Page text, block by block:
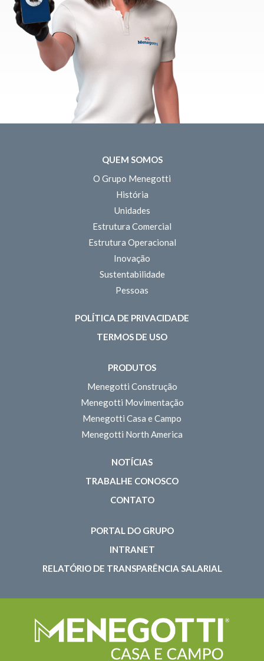
QUEM SOMOS
O Grupo Menegotti
História
Unidades
Estrutura Comercial
Estrutura Operacional
Inovação
Sustentabilidade
Pessoas
POLÍTICA DE PRIVACIDADE
TERMOS DE USO
PRODUTOS
Menegotti Construção
Menegotti Movimentação
Menegotti Casa e Campo
Menegotti North America
NOTÍCIAS
TRABALHE CONOSCO
CONTATO
PORTAL DO GRUPO
INTRANET
RELATÓRIO DE TRANSPARÊNCIA SALARIAL